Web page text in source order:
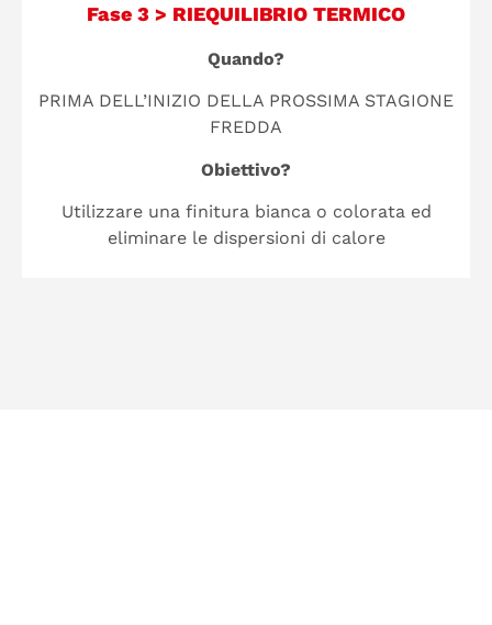
Fase 3 > RIEQUILIBRIO TERMICO
Quando?
PRIMA DELL’INIZIO DELLA PROSSIMA STAGIONE
FREDDA
Obiettivo?
Utilizzare una finitura bianca o colorata ed
eliminare le dispersioni di calore